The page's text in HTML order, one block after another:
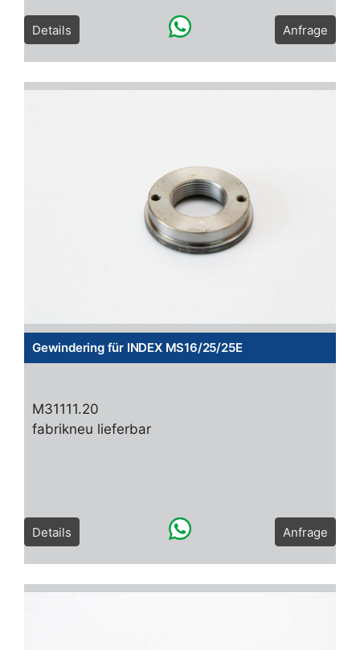
Details Anfrage
Gewindering für INDEX MS16/25/25E
M31111.20
fabrikneu lieferbar
Details Anfrage